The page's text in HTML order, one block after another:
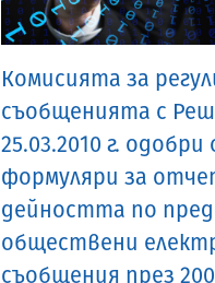
Комисията за
съобщенията с
25.03.2010 г.
формуляри за
дейността по
обществени
съобщения през